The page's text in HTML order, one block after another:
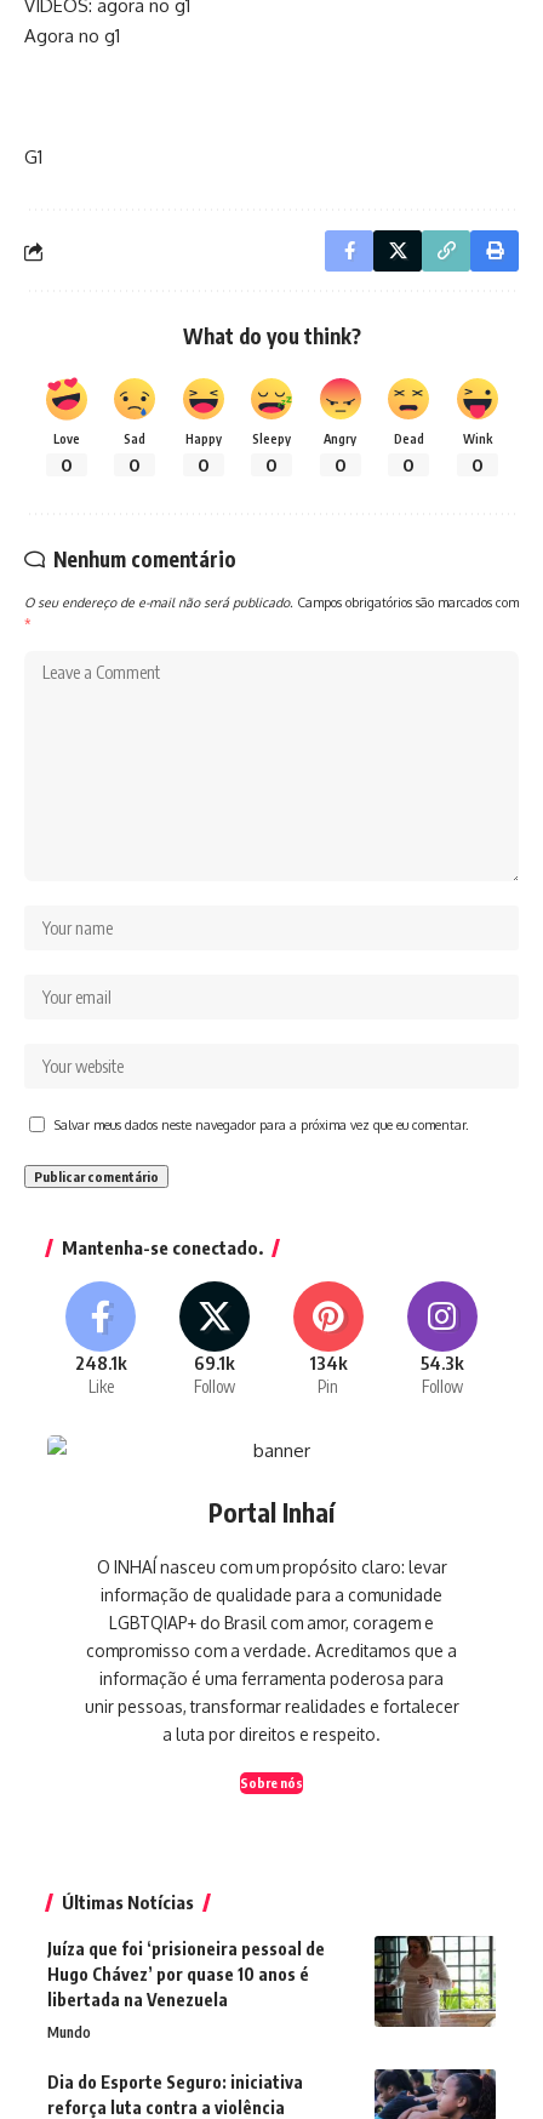
VÍDEOS: agora no g1
Agora no g1
G1
What do you think?
Love
0
Sad
0
Happy
0
Sleepy
0
Angry
0
Dead
0
Wink
0
Nenhum comentário
O seu endereço de e-mail não será publicado. Campos obrigatórios são marcados com
*
Salvar meus dados neste navegador para a próxima vez que eu comentar.
Mantenha-se conectado.
248.1k
Like
69.1k
Follow
134k
Pin
54.3k
Follow
Portal Inhaí
O INHAÍ nasceu com um propósito claro: levar
informação de qualidade para a comunidade
LGBTQIAP+ do Brasil com amor, coragem e
compromisso com a verdade. Acreditamos que a
informação é uma ferramenta poderosa para
unir pessoas, transformar realidades e fortalecer
a luta por direitos e respeito.
Sobre nós
Últimas Notícias
Juíza que foi ‘prisioneira pessoal de
Hugo Chávez’ por quase 10 anos é
libertada na Venezuela
Mundo
Dia do Esporte Seguro: iniciativa
reforça luta contra a violência